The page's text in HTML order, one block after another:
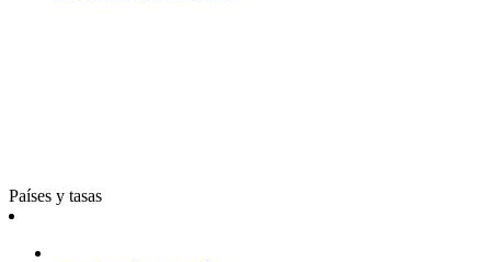
Países y tasas